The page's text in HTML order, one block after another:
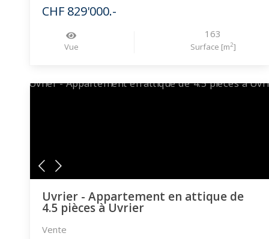
CHF 829'000.-
Vue
163
Surface [m2]
Uvrier - Appartement en attique de
4.5 pièces à Uvrier
Vente